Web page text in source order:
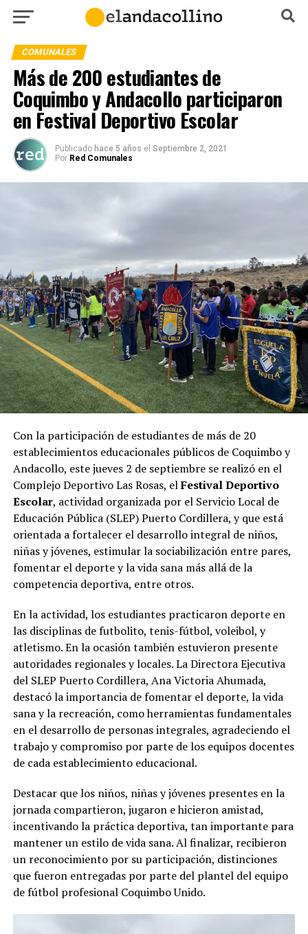
COMUNALES
Más de 200 estudiantes de
Coquimbo y Andacollo participaron
en Festival Deportivo Escolar
Publicado hace 5 años el Septiembre 2, 2021
Por Red Comunales
Con la participación de estudiantes de más de 20
establecimientos educacionales públicos de Coquimbo y
Andacollo, este jueves 2 de septiembre se realizó en el
Complejo Deportivo Las Rosas, elFestival Deportivo
Escolar, actividad organizada por el Servicio Local de
Educación Pública (SLEP) Puerto Cordillera, y que está
orientada a fortalecer el desarrollo integral de niños,
niñas y jóvenes, estimular la sociabilización entre pares,
fomentar el deporte y la vida sana más allá de la
competencia deportiva, entre otros.
En la actividad, los estudiantes practicaron deporte en
las disciplinas de futbolito, tenis-fútbol, voleibol, y
atletismo. En la ocasión también estuvieron presente
autoridades regionales y locales. La Directora Ejecutiva
del SLEP Puerto Cordillera, Ana Victoria Ahumada,
destacó la importancia de fomentar el deporte, la vida
sana y la recreación, como herramientas fundamentales
en el desarrollo de personas integrales, agradeciendo el
trabajo y compromiso por parte de los equipos docentes
de cada establecimiento educacional.
Destacar que los niños, niñas y jóvenes presentes en la
jornada compartieron, jugaron e hicieron amistad,
incentivando la práctica deportiva, tan importante para
mantener un estilo de vida sana. Al finalizar, recibieron
un reconocimiento por su participación, distinciones
que fueron entregadas por parte del plantel del equipo
de fútbol profesional Coquimbo Unido.